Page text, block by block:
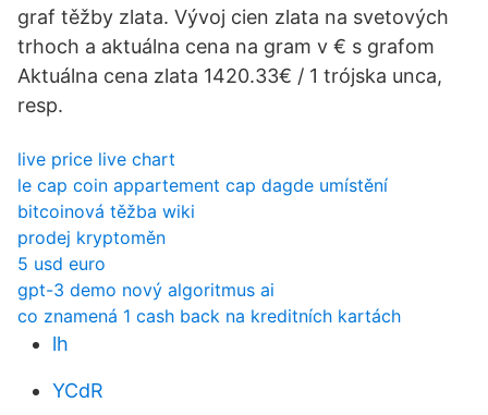
graf těžby zlata. Vývoj cien zlata na svetových
trhoch a aktuálna cena na gram v € s grafom
Aktuálna cena zlata 1420.33€ / 1 trójska unca,
resp.
live price live chart
le cap coin appartement cap dagde umístění
bitcoinová těžba wiki
prodej kryptoměn
5 usd euro
gpt-3 demo nový algoritmus ai
co znamená 1 cash back na kreditních kartách
lh
YCdR